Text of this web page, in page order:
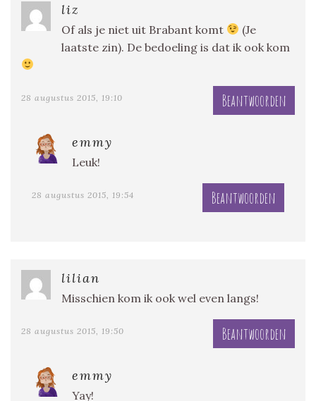
liz
Of als je niet uit Brabant komt
(Je
laatste zin). De bedoeling is dat ik ook kom
28 augustus 2015, 19:10 Beantwoorden
emmy
Leuk!
28 augustus 2015, 19:54 Beantwoorden
lilian
Misschien kom ik ook wel even langs!
28 augustus 2015, 19:50 Beantwoorden
emmy
Yay!